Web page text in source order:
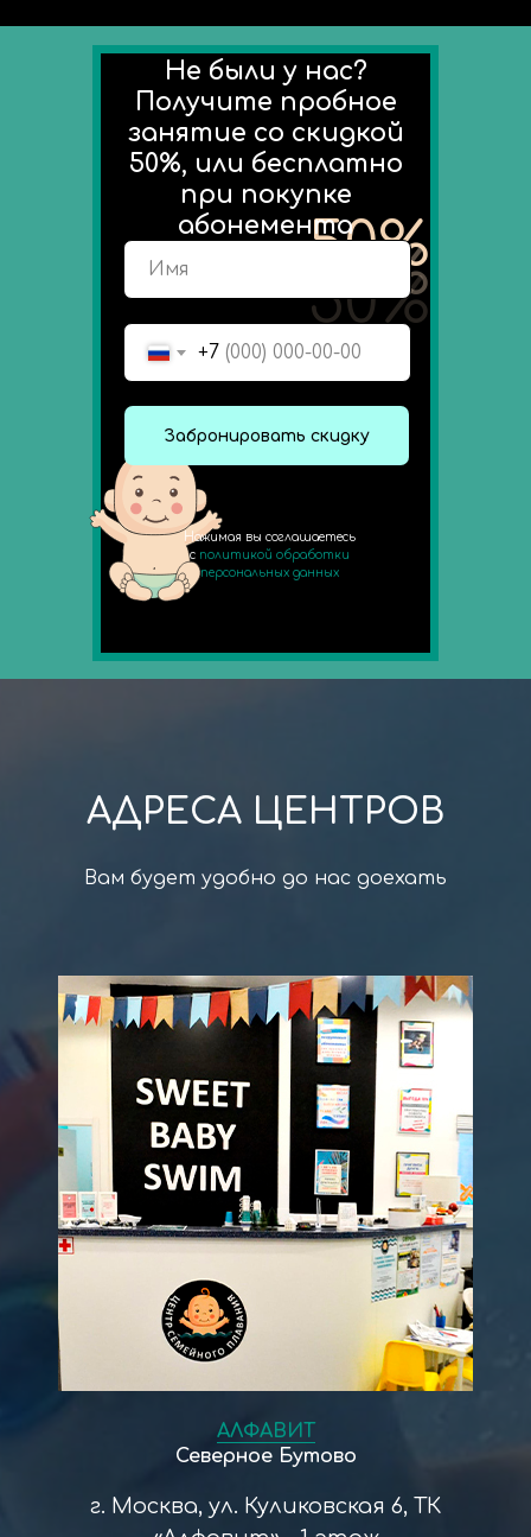
50%
50%
50%
Нажимая вы соглашаетесь
с политикой обработки
персональных данных
+7
Забронировать скидку
Не были у нас?
Получите пробное
занятие со скидкой
50%, или бесплатно
при покупке
абонемента
АДРЕСА ЦЕНТРОВ
Вам будет удобно до нас доехать
АЛФАВИТ
Северное Бутово
г. Москва, ул. Куликовская 6, ТК